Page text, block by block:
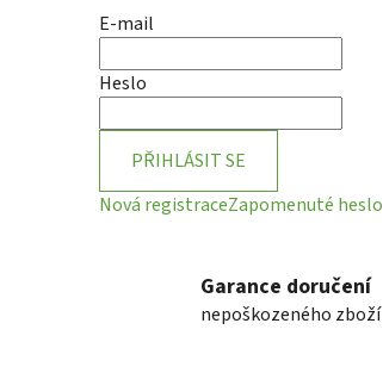
E-mail
Heslo
PŘIHLÁSIT SE
Nová registraceZapomenuté heslo
Garance doručení
nepoškozeného zboží